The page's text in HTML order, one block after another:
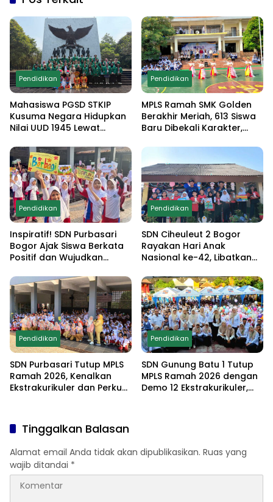
Pendidikan
Mahasiswa PGSD STKIP
Kusuma Negara Hidupkan
Nilai UUD 1945 Lewat
Monumen Pancasila Sakti
Pendidikan
MPLS Ramah SMK Golden
Berakhir Meriah, 613 Siswa
Baru Dibekali Karakter,
hingga Demo
Ekstrakurikuler
Pendidikan
Inspiratif! SDN Purbasari
Bogor Ajak Siswa Berkata
Positif dan Wujudkan
Pendidikan
SDN Ciheuleut 2 Bogor
Rayakan Hari Anak
Nasional ke-42, Libatkan
Lomba Edukatif untuk
Cetak Generasi
Berprestasi
Pendidikan
SDN Purbasari Tutup MPLS
Ramah 2026, Kenalkan
Ekstrakurikuler dan Perkuat
Pendidikan
SDN Gunung Batu 1 Tutup
MPLS Ramah 2026 dengan
Demo 12 Ekstrakurikuler,
Tinggalkan Balasan
Alamat email Anda tidak akan dipublikasikan. Ruas yang
wajib ditandai *